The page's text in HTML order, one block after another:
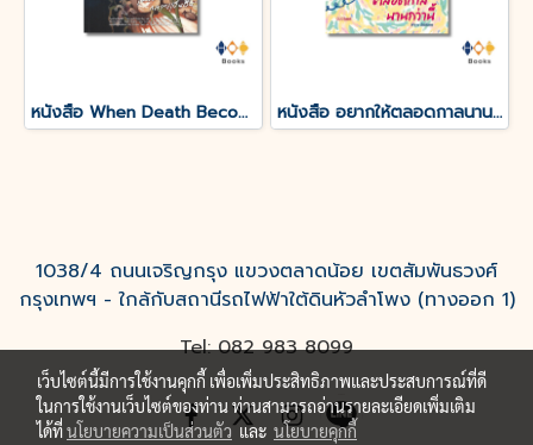
หนังสือ When Death Becomes เมื่อความตายกลายเป็นอื่น หนังสือ อยากให้ตลอดกาลนานกว่านี้
1038/4 ถนนเจริญกรุง แขวงตลาดน้อย เขตสัมพันธวงศ์
กรุงเทพฯ - ใกล้กับสถานีรถไฟฟ้าใต้ดินหัวลำโพง (ทางออก 1)
Tel: 082 983 8099
เว็บไซต์นี้มีการใช้งานคุกกี้ เพื่อเพิ่มประสิทธิภาพและประสบการณ์ที่ดี
ในการใช้งานเว็บไซต์ของท่าน ท่านสามารถอ่านรายละเอียดเพิ่มเติม
ได้ที่นโยบายความเป็นส่วนตัวและ นโยบายคุกกี้